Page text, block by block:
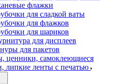
флажки
для сладкой ваты
для флажков
для шариков
для дисплеев
для пакетов
ценники, самоклеющиеся
липкие ленты с печатью